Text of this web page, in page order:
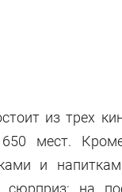
из трех
мест.
и
на